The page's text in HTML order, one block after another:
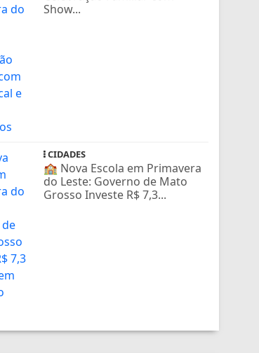
Show...
CIDADES
🏫 Nova Escola em Primavera
do Leste: Governo de Mato
Grosso Investe R$ 7,3...